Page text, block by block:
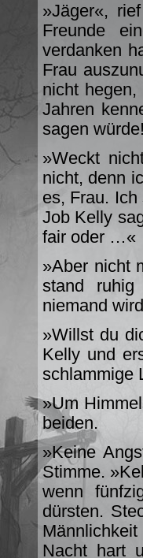
»Jäger«,
Freunde
verdanken
Frau
nicht
Jahren
sagen
»Weckt
nicht, denn
es, Frau.
Job Kelly
fair oder …«
»Aber nicht
stand
niemand
»Willst du
Kelly und
schlammige
»Um
beiden.
»Keine
Stimme.
wenn
dürsten.
Nacht hart